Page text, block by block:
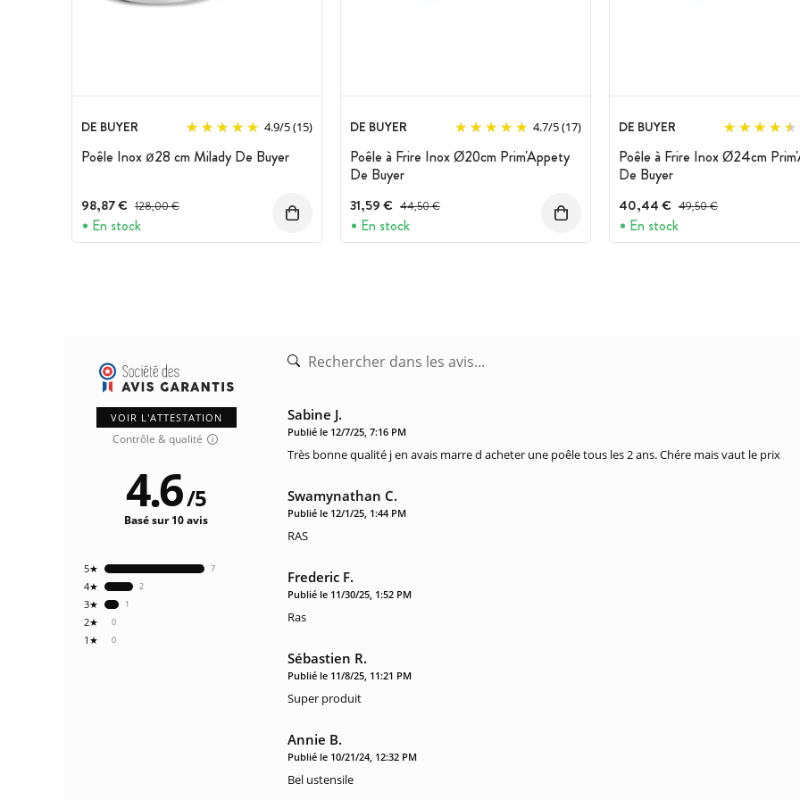
DE BUYER 4.9/5(15)
Poêle Inox ø28 cm Milady De Buyer
98,87 € Prix avant réduction :
128,00 €
En stock
DE BUYER 4.7/5(17)
Poêle à Frire Inox Ø20cm Prim'Appety
De Buyer
31,59 € Prix avant réduction :
44,50 €
En stock
DE BUYER
Poêle à Frire Inox Ø24cm
De Buyer
40,44 € Prix avant réduction :
49,50 €
En stock
VOIR L'ATTESTATION
Contrôle & qualité
0
1★
0
2★
1
3★
2
4★
7
5★
4.6/5
Basé sur 10 avis
Sabine J.
Publié le 12/7/25, 7:16 PM
Très bonne qualité j en avais marre d acheter une poêle tous les 2 ans. Chére mais vaut le prix
Swamynathan C.
Publié le 12/1/25, 1:44 PM
RAS
Frederic F.
Publié le 11/30/25, 1:52 PM
Ras
Sébastien R.
Publié le 11/8/25, 11:21 PM
Super produit
Annie B.
Publié le 10/21/24, 12:32 PM
Bel ustensile